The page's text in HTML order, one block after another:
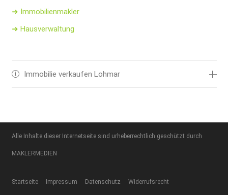
➜ Immobilienmakler
➜ Hausverwaltung
Immobilie verkaufen Lohmar
Alle Inhalte dieser Internetseite sind urheberrechtlich geschützt durch
MAKLERMEDIEN
Startseite Impressum Datenschutz Widerrufsrecht